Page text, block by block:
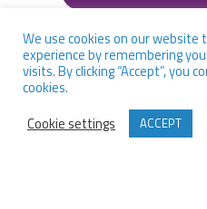
We use cookies on our
experience by remembering
visits. By clicking “Accept”, you
cookies.
Cookie settings
ACCEPT